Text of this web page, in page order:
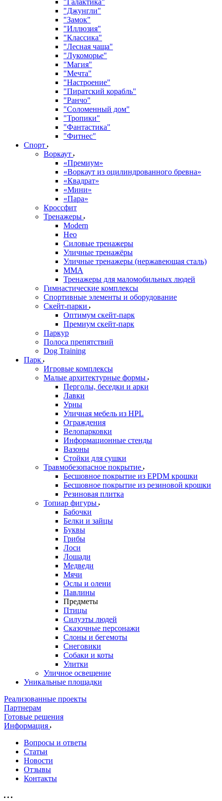
"Галактика"
"Джунгли"
"Замок"
"Иллюзия"
"Классика"
"Лесная чаща"
"Лукоморье"
"Магия"
"Мечта"
"Настроение"
"Пиратский корабль"
"Ранчо"
"Соломенный дом"
"Тропики"
"Фантастика"
"Фитнес"
Спорт
Воркаут
«Премиум»
«Воркаут из оцилиндрованного бревна»
«Квадрат»
«Мини»
«Пара»
Кроссфит
Тренажеры
Modern
Нео
Силовые тренажеры
Уличные тренажёры
Уличные тренажеры (нержавеющая сталь)
ММА
Тренажеры для маломобильных людей
Гимнастические комплексы
Спортивные элементы и оборудование
Скейт-парки
Оптимум скейт-парк
Премиум скейт-парк
Паркур
Полоса препятствий
Dog Training
Парк
Игровые комплексы
Малые архитектурные формы
Перголы, беседки и арки
Лавки
Урны
Уличная мебель из HPL
Ограждения
Велопарковки
Информационные стенды
Вазоны
Стойки для сушки
Травмобезопасное покрытие
Бесшовное покрытие из EPDM крошки
Бесшовное покрытие из резиновой крошки
Резиновая плитка
Топиар фигуры
Бабочки
Белки и зайцы
Буквы
Грибы
Лоси
Лошади
Медведи
Мячи
Ослы и олени
Павлины
Предметы
Птицы
Силуэты людей
Сказочные персонажи
Слоны и бегемоты
Снеговики
Собаки и коты
Улитки
Уличное освещение
Уникальные площадки
Реализованные проекты
Партнерам
Готовые решения
Информация
Вопросы и ответы
Статьи
Новости
Отзывы
Контакты